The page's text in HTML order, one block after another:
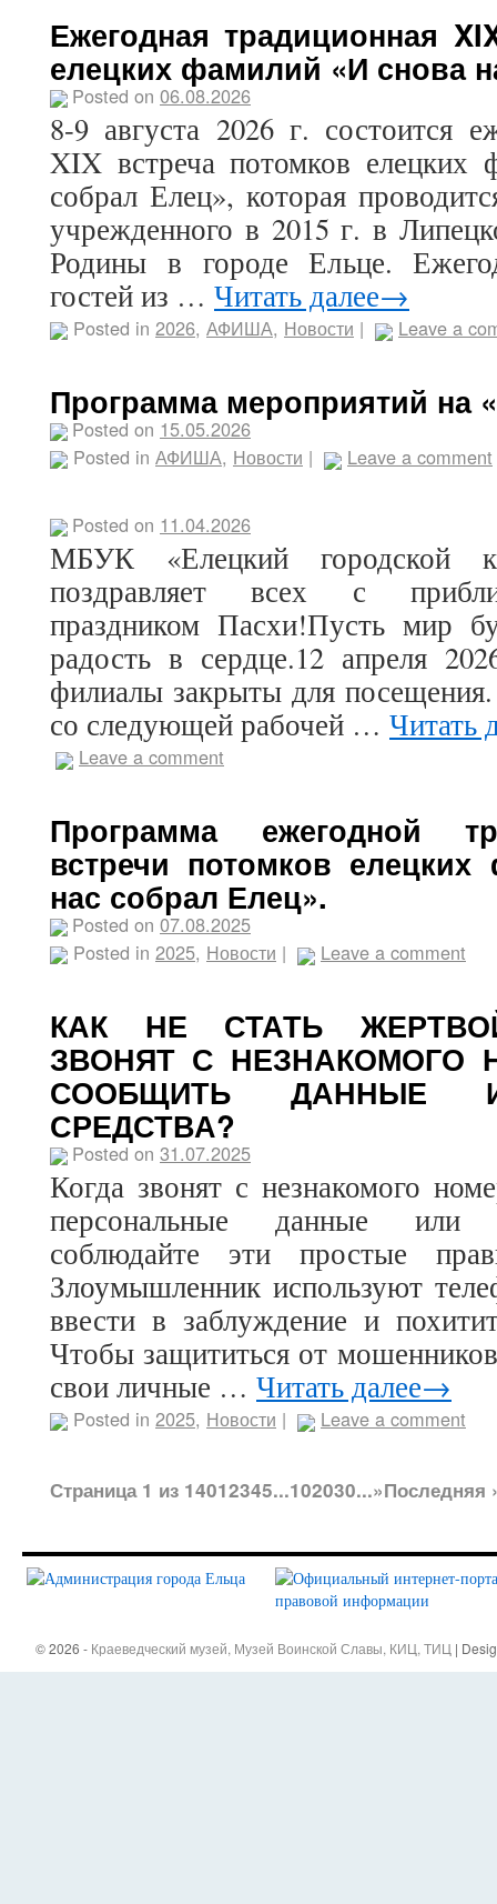
Ежегодная традиционная
елецких фамилий «И снова
Posted on 06.08.2026
8-9 августа 2026 г. состоится
XIX встреча потомков елецких
собрал Елец», которая
учрежденного в 2015 г. в
Родины в городе Ельце.
гостей из … Читать далее→
Posted in 2026, АФИША, Новости | Leave a
Программа мероприятий на
Posted on 15.05.2026
Posted in АФИША, Новости | Leave a comment
Posted on 11.04.2026
МБУК «Елецкий городской
поздравляет всех с
праздником Пасхи!Пусть мир
радость в сердце.12 апреля
филиалы закрыты для
со следующей рабочей … Читать
Leave a comment
Программа ежегодной
встречи потомков
нас собрал Елец».
Posted on 07.08.2025
Posted in 2025, Новости | Leave a comment
КАК НЕ СТАТЬ
ЗВОНЯТ С НЕЗНАКОМОГО
СООБЩИТЬ ДАННЫЕ
СРЕДСТВА?
Posted on 31.07.2025
Когда звонят с незнакомого
персональные данные или
соблюдайте эти простые
Злоумышленник используют
ввести в заблуждение и
Чтобы защититься от
свои личные … Читать далее→
Posted in 2025, Новости | Leave a comment
Страница 1 из 14012345...102030...»Последняя
© 2026 - Краеведческий музей, Музей Воинской Славы, КИЦ, ТИЦ |